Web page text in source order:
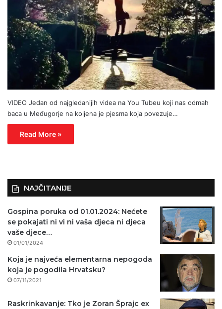
VIDEO Jedan od najgledanijih videa na You Tubeu koji nas odmah
baca u Međugorje na koljena je pjesma koja povezuje…
Read More »
NAJČITANIJE
Gospina poruka od 01.01.2024: Nećete
se pokajati ni vi ni vaša djeca ni djeca
vaše djece…
01/01/2024
Koja je najveća elementarna nepogoda
koja je pogodila Hrvatsku?
07/11/2021
Raskrinkavanje: Tko je Zoran Šprajc ex